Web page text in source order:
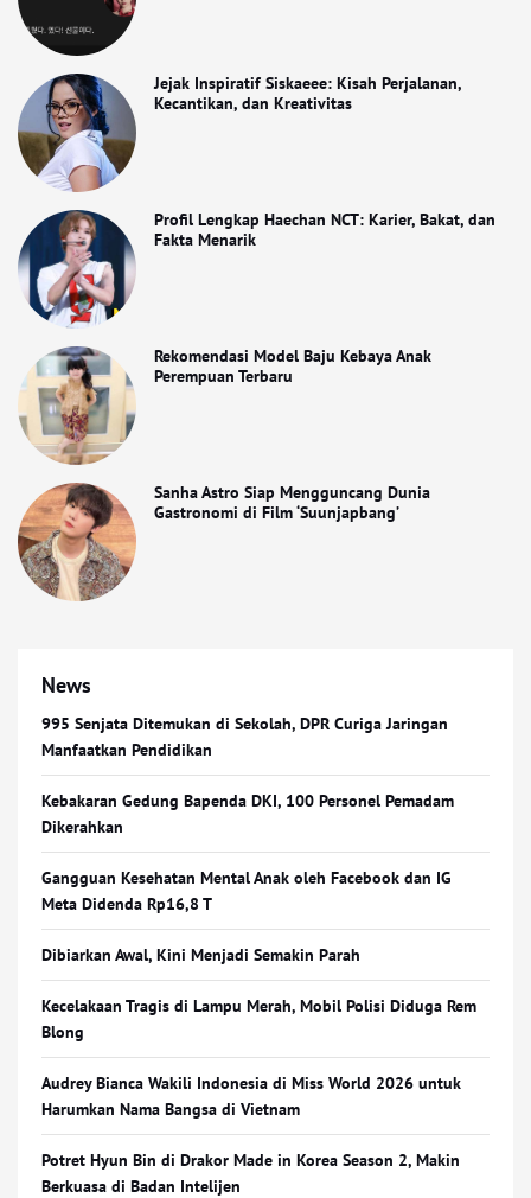
Jejak Inspiratif Siskaeee: Kisah Perjalanan,
Kecantikan, dan Kreativitas
Profil Lengkap Haechan NCT: Karier, Bakat, dan
Fakta Menarik
Rekomendasi Model Baju Kebaya Anak
Perempuan Terbaru
Sanha Astro Siap Mengguncang Dunia
Gastronomi di Film ‘Suunjapbang’
News
995 Senjata Ditemukan di Sekolah, DPR Curiga Jaringan
Manfaatkan Pendidikan
Kebakaran Gedung Bapenda DKI, 100 Personel Pemadam
Dikerahkan
Gangguan Kesehatan Mental Anak oleh Facebook dan IG
Meta Didenda Rp16,8 T
Dibiarkan Awal, Kini Menjadi Semakin Parah
Kecelakaan Tragis di Lampu Merah, Mobil Polisi Diduga Rem
Blong
Audrey Bianca Wakili Indonesia di Miss World 2026 untuk
Harumkan Nama Bangsa di Vietnam
Potret Hyun Bin di Drakor Made in Korea Season 2, Makin
Berkuasa di Badan Intelijen